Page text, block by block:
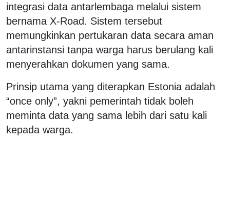
integrasi data antarlembaga melalui sistem
bernama X-Road. Sistem tersebut
memungkinkan pertukaran data secara aman
antarinstansi tanpa warga harus berulang kali
menyerahkan dokumen yang sama.
Prinsip utama yang diterapkan Estonia adalah
“once only”, yakni pemerintah tidak boleh
meminta data yang sama lebih dari satu kali
kepada warga.